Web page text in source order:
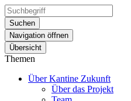
Suchen
Navigation öffnen
Übersicht
Themen
Über Kantine Zukunft
Über das Projekt